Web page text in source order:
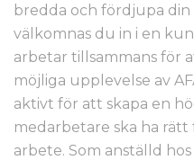
bredda och fördjupa din
välkomnas du in i en
arbetar tillsammans för
möjliga upplevelse av
aktivt för att skapa en
medarbetare ska ha
arbete. Som anställd